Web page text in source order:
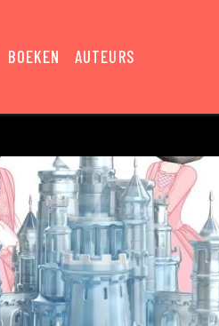
BOEKEN AUTEURS